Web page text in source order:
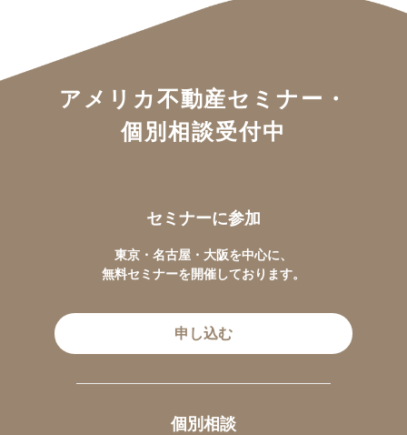
アメリカ不動産セミナー・
個別相談受付中
セミナーに参加
東京・名古屋・大阪を中心に、
無料セミナーを開催しております。
申し込む
個別相談